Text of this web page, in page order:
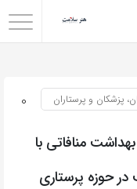
0 پزشکان و پرستاران
منافاتی با
حوزه پرستاری